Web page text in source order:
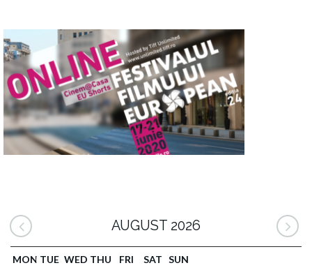
AUGUST 2026
MON TUE WED THU FRI SAT SUN